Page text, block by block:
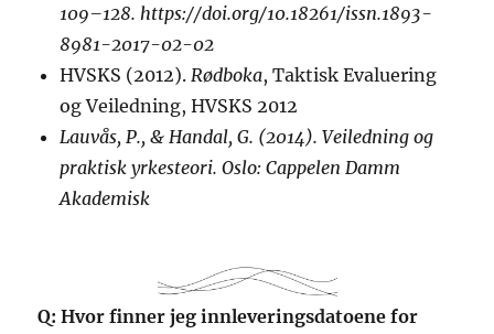
109–128. https://doi.org/10.18261/issn.1893-
8981-2017-02-02
HVSKS (2012). Rødboka, Taktisk Evaluering
og Veiledning, HVSKS 2012
Lauvås, P., & Handal, G. (2014). Veiledning og
praktisk yrkesteori. Oslo: Cappelen Damm
Akademisk
Q: Hvor finner jeg innleveringsdatoene for